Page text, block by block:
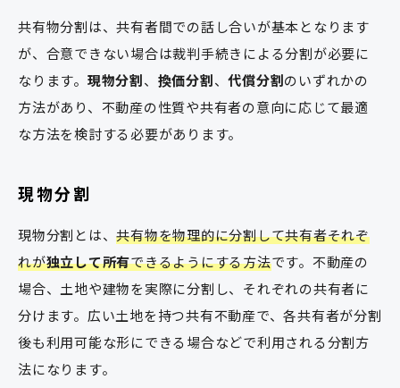
共有物分割は、共有者間での話し合いが基本となります
が、合意できない場合は裁判手続きによる分割が必要に
なります。 現物分割、 換価分割、代償分割のいずれかの
方法があり、不動産の性質や共有者の意向に応じて最適
な方法を検討する必要があります。
現物分割
現物分割とは、共有物を物理的に分割して共有者それぞ
れが独立して所有できるようにする方法です。不動産の
場合、土地や建物を実際に分割し、それぞれの共有者に
分けます。広い土地を持つ共有不動産で、各共有者が分割
後も利用可能な形にできる場合などで利用される分割方
法になります。